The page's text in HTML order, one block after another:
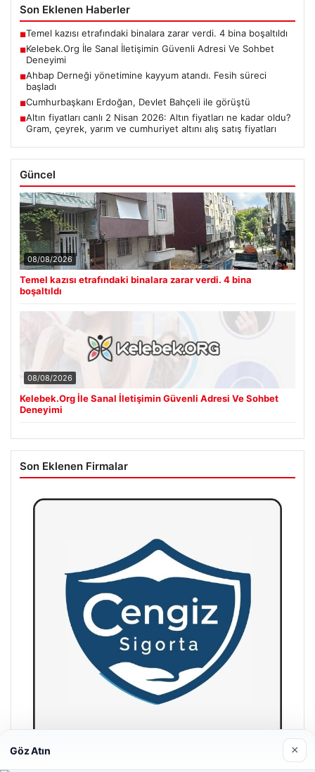
Son Eklenen Haberler
■Temel kazısı etrafındaki binalara zarar verdi. 4 bina boşaltıldı
■Kelebek.Org İle Sanal İletişimin Güvenli Adresi Ve Sohbet
Deneyimi
■Ahbap Derneği yönetimine kayyum atandı. Fesih süreci
başladı
■Cumhurbaşkanı Erdoğan, Devlet Bahçeli ile görüştü
■Altın fiyatları canlı 2 Nisan 2026: Altın fiyatları ne kadar oldu?
Gram, çeyrek, yarım ve cumhuriyet altını alış satış fiyatları
Güncel
08/08/2026
Temel kazısı etrafındaki binalara zarar verdi. 4 bina
boşaltıldı
08/08/2026
Kelebek.Org İle Sanal İletişimin Güvenli Adresi Ve Sohbet
Deneyimi
Son Eklenen Firmalar
Göz Atın ×